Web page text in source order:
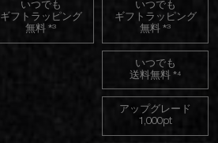
いつでも
ギフトラッピング
無料 *³
いつでも
ギフトラッピング
無料 *³
いつでも
送料無料 *⁴
アップグレード
1,000pt